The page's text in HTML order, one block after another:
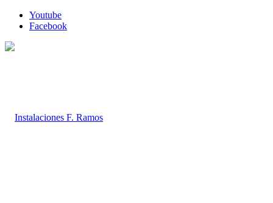
Youtube
Facebook